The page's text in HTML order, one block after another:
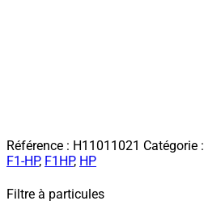
Référence : H11011021 Catégorie :
F1-HP, F1HP, HP
Filtre à particules